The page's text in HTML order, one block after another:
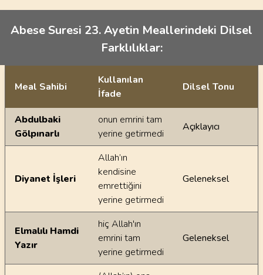
Abese Suresi 23. Ayetin Meallerindeki Dilsel
Farklılıklar:
Ayetin meallerindeki dilsel farklılıklar
Meal Sahibi
Kullanılan
İfade
Dilsel Tonu
Abdulbaki
Gölpınarlı
onun emrini tam
yerine getirmedi
Açıklayıcı
Diyanet İşleri
Allah’ın
kendisine
emrettiğini
yerine getirmedi
Geleneksel
Elmalılı Hamdi
Yazır
hiç Allah'ın
emrini tam
yerine getirmedi
Geleneksel